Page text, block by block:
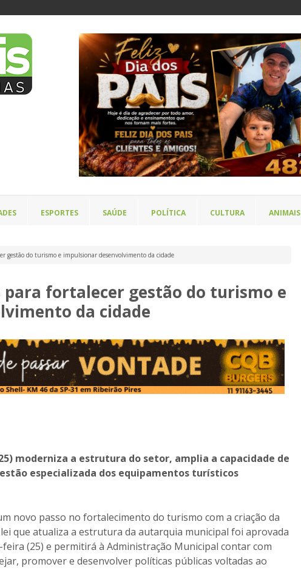
ESPORTES SAÚDE POLÍTICA CULTURA ANIMAIS
gestão do turismo e impulsionar desenvolvimento da cidade
para fortalecer gestão do turismo e
da cidade
moderniza a estrutura do setor, amplia a capacidade de
especializada dos equipamentos turísticos
novo passo no fortalecimento do turismo com a criação da
que atualiza a estrutura da autarquia municipal foi aprovada
(25) e permitirá à Administração Municipal contar com
promover e desenvolver políticas públicas voltadas ao